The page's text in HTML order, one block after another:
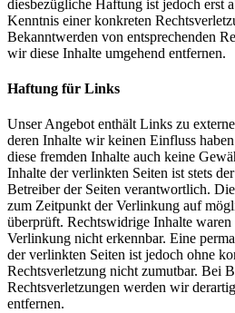
diesbezügliche Haftung ist jedoch erst
Kenntnis einer konkreten
Bekanntwerden von entsprechenden
wir diese Inhalte umgehend entfernen.
Haftung für Links
Unser Angebot enthält Links zu
deren Inhalte wir keinen Einfluss
diese fremden Inhalte auch keine
Inhalte der verlinkten Seiten ist stets
Betreiber der Seiten verantwortlich.
zum Zeitpunkt der Verlinkung auf
überprüft. Rechtswidrige Inhalte
Verlinkung nicht erkennbar. Eine
der verlinkten Seiten ist jedoch ohne
Rechtsverletzung nicht zumutbar. Bei
Rechtsverletzungen werden wir
entfernen.